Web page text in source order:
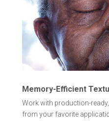
Memory-Efficient
Work with production-
from your favorite